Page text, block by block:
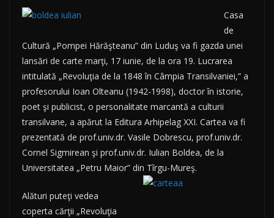
Casa
de
Cultură „Pompei Hărăşteanu” din Luduş va fi gazda unei
lansări de carte marţi, 17 iunie, de la ora 19. Lucrarea
intitulată „Revoluţia de la 1848 în Câmpia Transilvaniei,” a
profesorului Ioan Olteanu (1942-1998), doctor în istorie,
poet şi publicist, o personalitate marcantă a culturii
transilvane, a apărut la Editura Arhipelag XXI. Cartea va fi
prezentată de prof.univ.dr. Vasile Dobrescu, prof.univ.dr.
Cornel Sigmirean şi prof.univ.dr. Iulian Boldea, de la
Universitatea „Petru Maior” din Tîrgu-Mureş.
Alături puteţi vedea
coperta cărţii „Revoluţia